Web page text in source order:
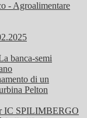
- Agroalimentare
banca-semi
di un
Pelton
IC SPILIMBERGO